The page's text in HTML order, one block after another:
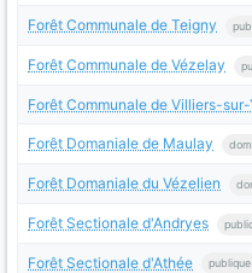
Forêt Communale de Teigny
Forêt Communale de Vézelay
Forêt Communale de Villiers-
Forêt Domaniale de Maulay
Forêt Domaniale du Vézelien
Forêt Sectionale d'Andryes
Forêt Sectionale d'Athée publique